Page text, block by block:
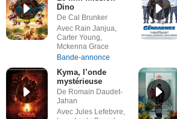
Dino
De Cal Brunker
Avec Rain Janjua,
Carter Young,
Mckenna Grace
Bande-annonce
Kyma, l’onde
mystérieuse
De Romain Daudet-
Jahan
Avec Jules Lefebvre,